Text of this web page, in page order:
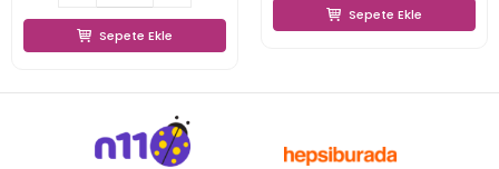
Sepete Ekle
Sepete Ekle
Sepete Ekle